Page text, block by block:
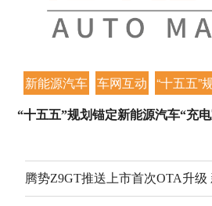
新能源汽车 车网互动 “十五五”
“十五五”规划锚定新能源汽车“充